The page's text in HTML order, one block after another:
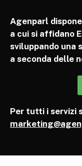
Agenparl
a cui si affidano
sviluppando una
a seconda delle
Per tutti i servizi